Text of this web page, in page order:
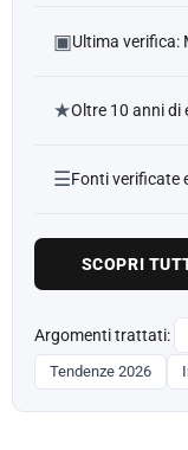
▣Ultima verifica:
★Oltre 10 anni di
☰Fonti verificate
SCOPRI
Argomenti trattati:
Tendenze 2026